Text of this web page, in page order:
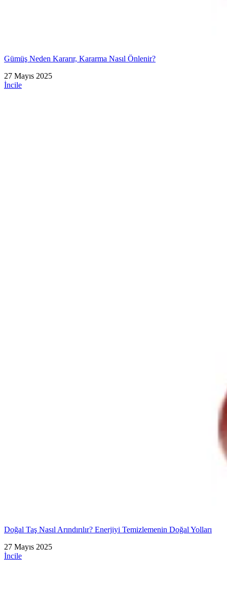
Gümüş Neden Kararır, Kararma Nasıl Önlenir?
27 Mayıs 2025
İncile
Doğal Taş Nasıl Arındırılır? Enerjiyi Temizlemenin Doğal Yolları
27 Mayıs 2025
İncile